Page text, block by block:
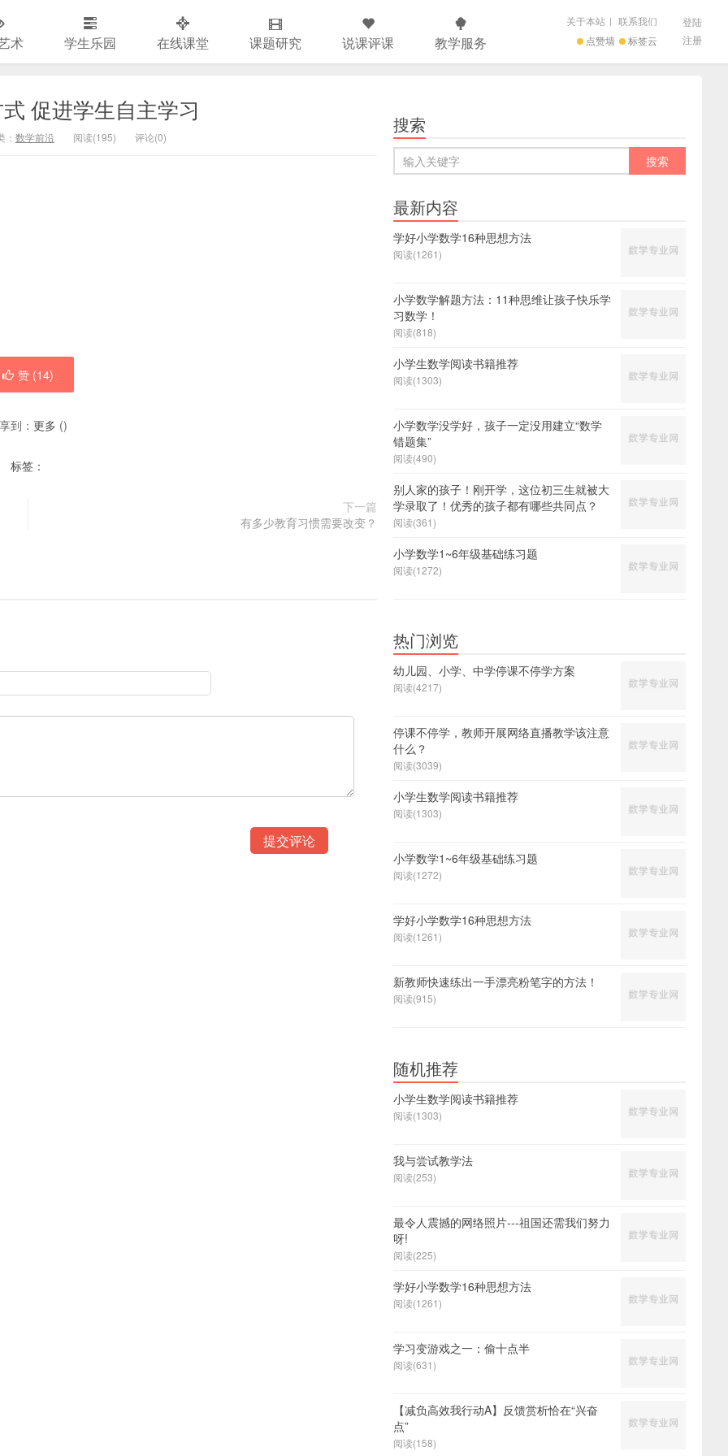
术 学生乐园 在线课堂 课题研究 说课评课 教学服务 点赞墙 标签云
关于本站 | 联系我们
登陆
注册
促进学生自主学习
： 数学前沿 阅读(195) 评论(0)
赞 (14)
到： 更多 ()
标签：
下一篇
有多少教育习惯需要改变？
搜索
最新内容
学好小学数学16种思想方法
阅读(1261)
小学数学解题方法：11种思维让孩子快乐学
习数学！
阅读(818)
小学生数学阅读书籍推荐
阅读(1303)
小学数学没学好，孩子一定没用建立“数学
错题集”
阅读(490)
别人家的孩子！刚开学，这位初三生就被大
学录取了！优秀的孩子都有哪些共同点？
阅读(361)
小学数学1~6年级基础练习题
阅读(1272)
热门浏览
幼儿园、小学、中学停课不停学方案
阅读(4217)
停课不停学，教师开展网络直播教学该注意
什么？
阅读(3039)
小学生数学阅读书籍推荐
阅读(1303)
小学数学1~6年级基础练习题
阅读(1272)
学好小学数学16种思想方法
阅读(1261)
新教师快速练出一手漂亮粉笔字的方法！
阅读(915)
随机推荐
小学生数学阅读书籍推荐
阅读(1303)
我与尝试教学法
阅读(253)
最令人震撼的网络照片---祖国还需我们努力
呀!
阅读(225)
学好小学数学16种思想方法
阅读(1261)
学习变游戏之一：偷十点半
阅读(631)
【减负高效我行动A】反馈赏析恰在“兴奋
点”
阅读(158)